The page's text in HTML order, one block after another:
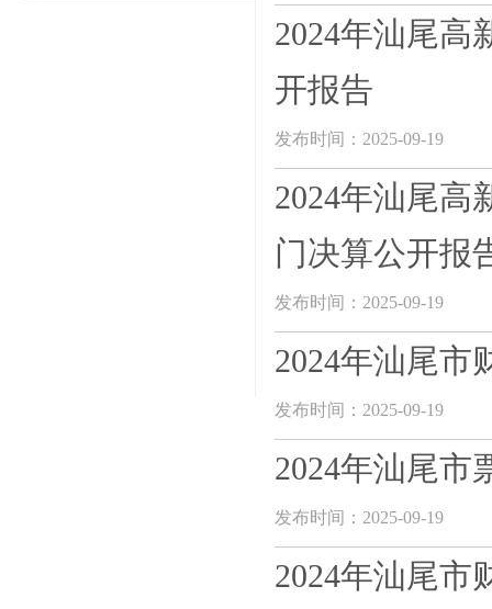
2024年汕尾高
开报告
发布时间：2025-09-19
2024年汕尾高
门决算公开报
发布时间：2025-09-19
2024年汕尾市
发布时间：2025-09-19
2024年汕尾市
发布时间：2025-09-19
2024年汕尾市